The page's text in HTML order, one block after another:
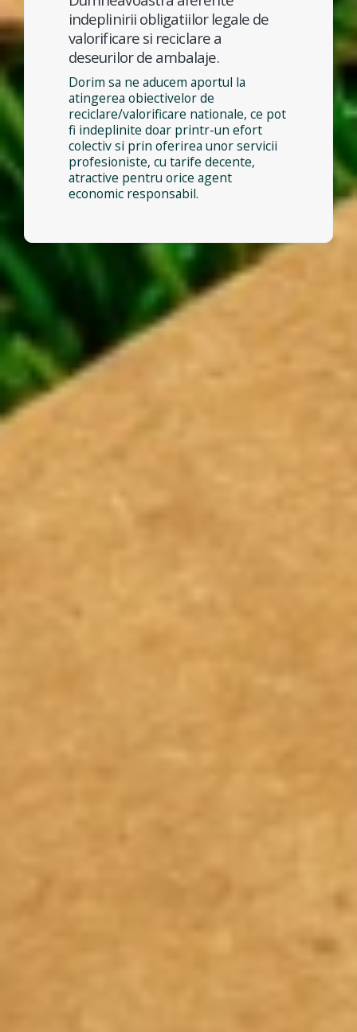
indeplinirii obligatiilor legale de
valorificare si reciclare a
deseurilor de ambalaje.
Dorim sa ne aducem aportul la
atingerea obiectivelor de
reciclare/valorificare nationale, ce pot
fi indeplinite doar printr-un efort
colectiv si prin oferirea unor servicii
profesioniste, cu tarife decente,
atractive pentru orice agent
economic responsabil.